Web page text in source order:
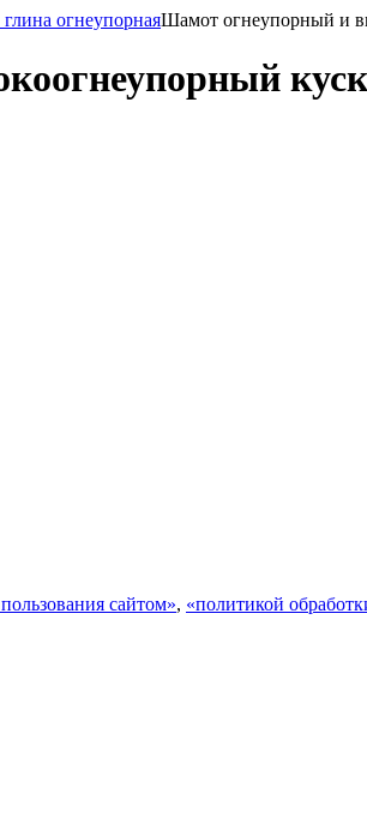
огнеупорнаяШамот огнеупорный и
сайтом», «политикой